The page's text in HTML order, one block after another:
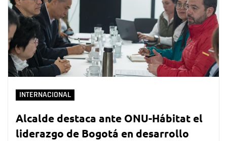
INTERNACIONAL
Alcalde destaca ante ONU-Hábitat el
liderazgo de Bogotá en desarrollo